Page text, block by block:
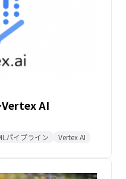
Vertex AI
パイプライン Vertex AI